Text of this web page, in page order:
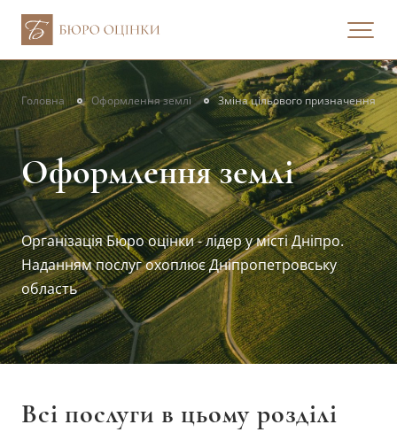
Головна Оформлення землі Зміна цільового призначення
Оформлення землі
Організація Бюро оцінки - лідер у місті Дніпро.
Наданням послуг охоплює Дніпропетровську
область
Всі послуги в цьому розділі